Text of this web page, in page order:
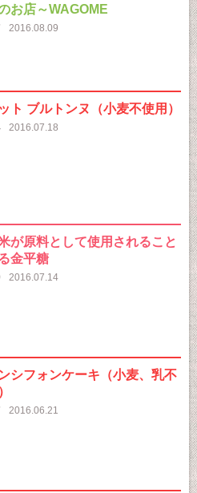
お店～WAGOME
2016.08.09
ト ブルトンヌ（小麦不使用）
2016.07.18
が原料として使用されること
金平糖
2016.07.14
シフォンケーキ（小麦、乳不
2016.06.21